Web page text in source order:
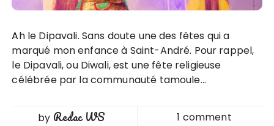
Ah le Dipavali. Sans doute une des fêtes qui a
marqué mon enfance à Saint-André. Pour rappel,
le Dipavali, ou Diwali, est une fête religieuse
célébrée par la communauté tamoule…
by Redac WS 1 comment